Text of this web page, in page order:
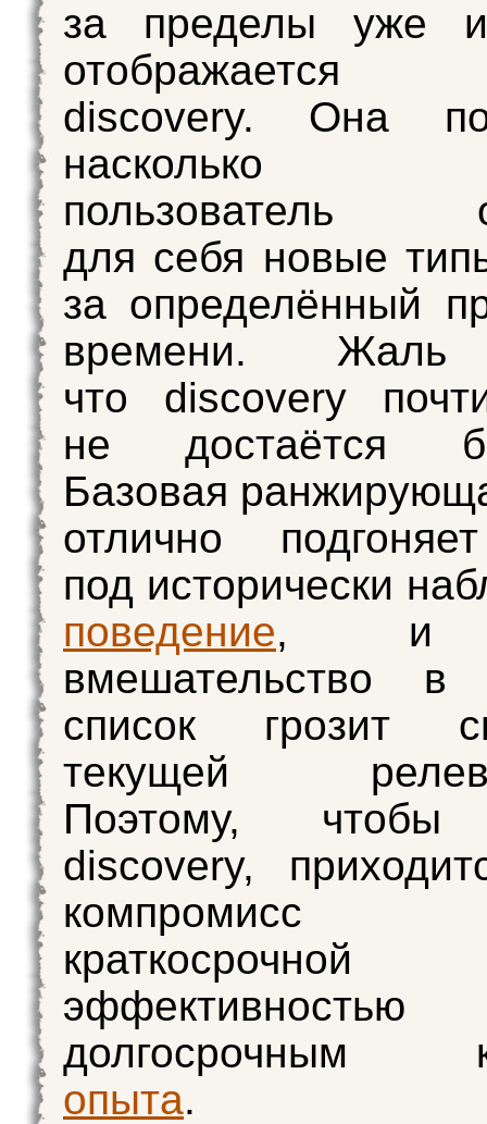
за пределы уже
отображается
discovery. Она
насколько
пользователь
для себя новые
за определённый
времени. Жаль
что discovery
не достаётся
Базовая
отлично
под исторически
поведение, и
вмешательство в
список грозит
текущей
Поэтому, чтобы
discovery,
компромисс
краткосрочной
долгосрочным
опыта.